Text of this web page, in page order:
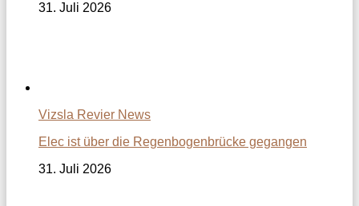
31. Juli 2026
Vizsla Revier News
Elec ist über die Regenbogenbrücke gegangen
31. Juli 2026